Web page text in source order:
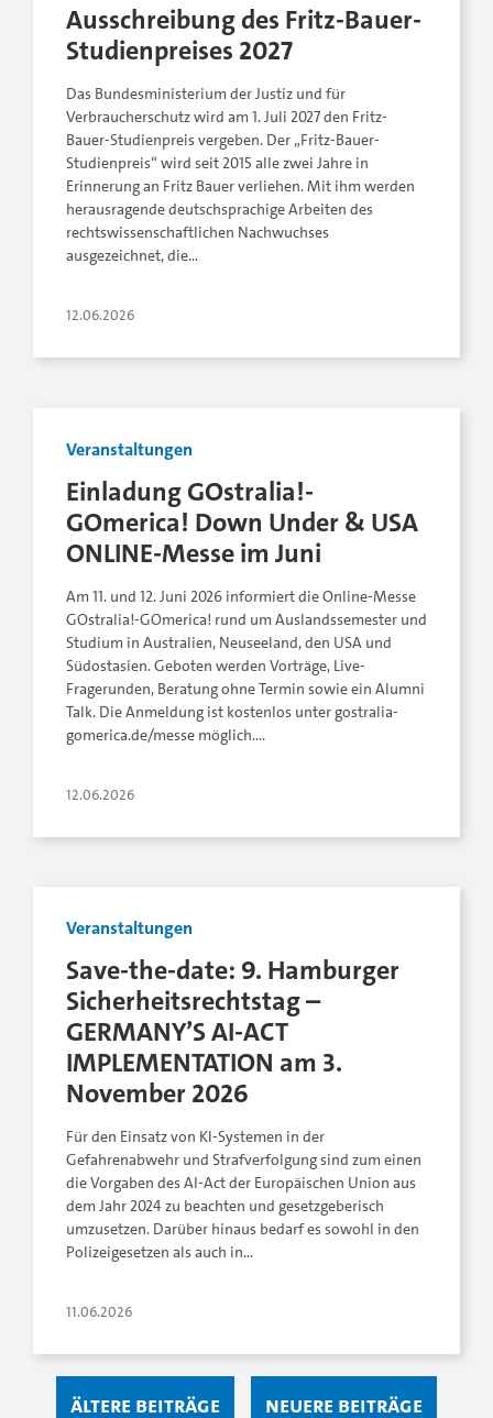
Ausschreibung des Fritz-Bauer-
Studienpreises 2027
Das Bundesministerium der Justiz und für
Verbraucherschutz wird am 1. Juli 2027 den Fritz-
Bauer-Studienpreis vergeben. Der „Fritz-Bauer-
Studienpreis“ wird seit 2015 alle zwei Jahre in
Erinnerung an Fritz Bauer verliehen. Mit ihm werden
herausragende deutschsprachige Arbeiten des
rechtswissenschaftlichen Nachwuchses
ausgezeichnet, die…
12.06.2026
Veranstaltungen
Einladung GOstralia!-
GOmerica! Down Under & USA
ONLINE-Messe im Juni
Am 11. und 12. Juni 2026 informiert die Online-Messe
GOstralia!-GOmerica! rund um Auslandssemester und
Studium in Australien, Neuseeland, den USA und
Südostasien. Geboten werden Vorträge, Live-
Fragerunden, Beratung ohne Termin sowie ein Alumni
Talk. Die Anmeldung ist kostenlos unter gostralia-
gomerica.de/messe möglich….
12.06.2026
Veranstaltungen
Save-the-date: 9. Hamburger
Sicherheitsrechtstag –
GERMANY’S AI-ACT
IMPLEMENTATION am 3.
November 2026
Für den Einsatz von KI-Systemen in der
Gefahrenabwehr und Strafverfolgung sind zum einen
die Vorgaben des AI-Act der Europäischen Union aus
dem Jahr 2024 zu beachten und gesetzgeberisch
umzusetzen. Darüber hinaus bedarf es sowohl in den
Polizeigesetzen als auch in…
11.06.2026
Ältere Beiträge Neuere Beiträge